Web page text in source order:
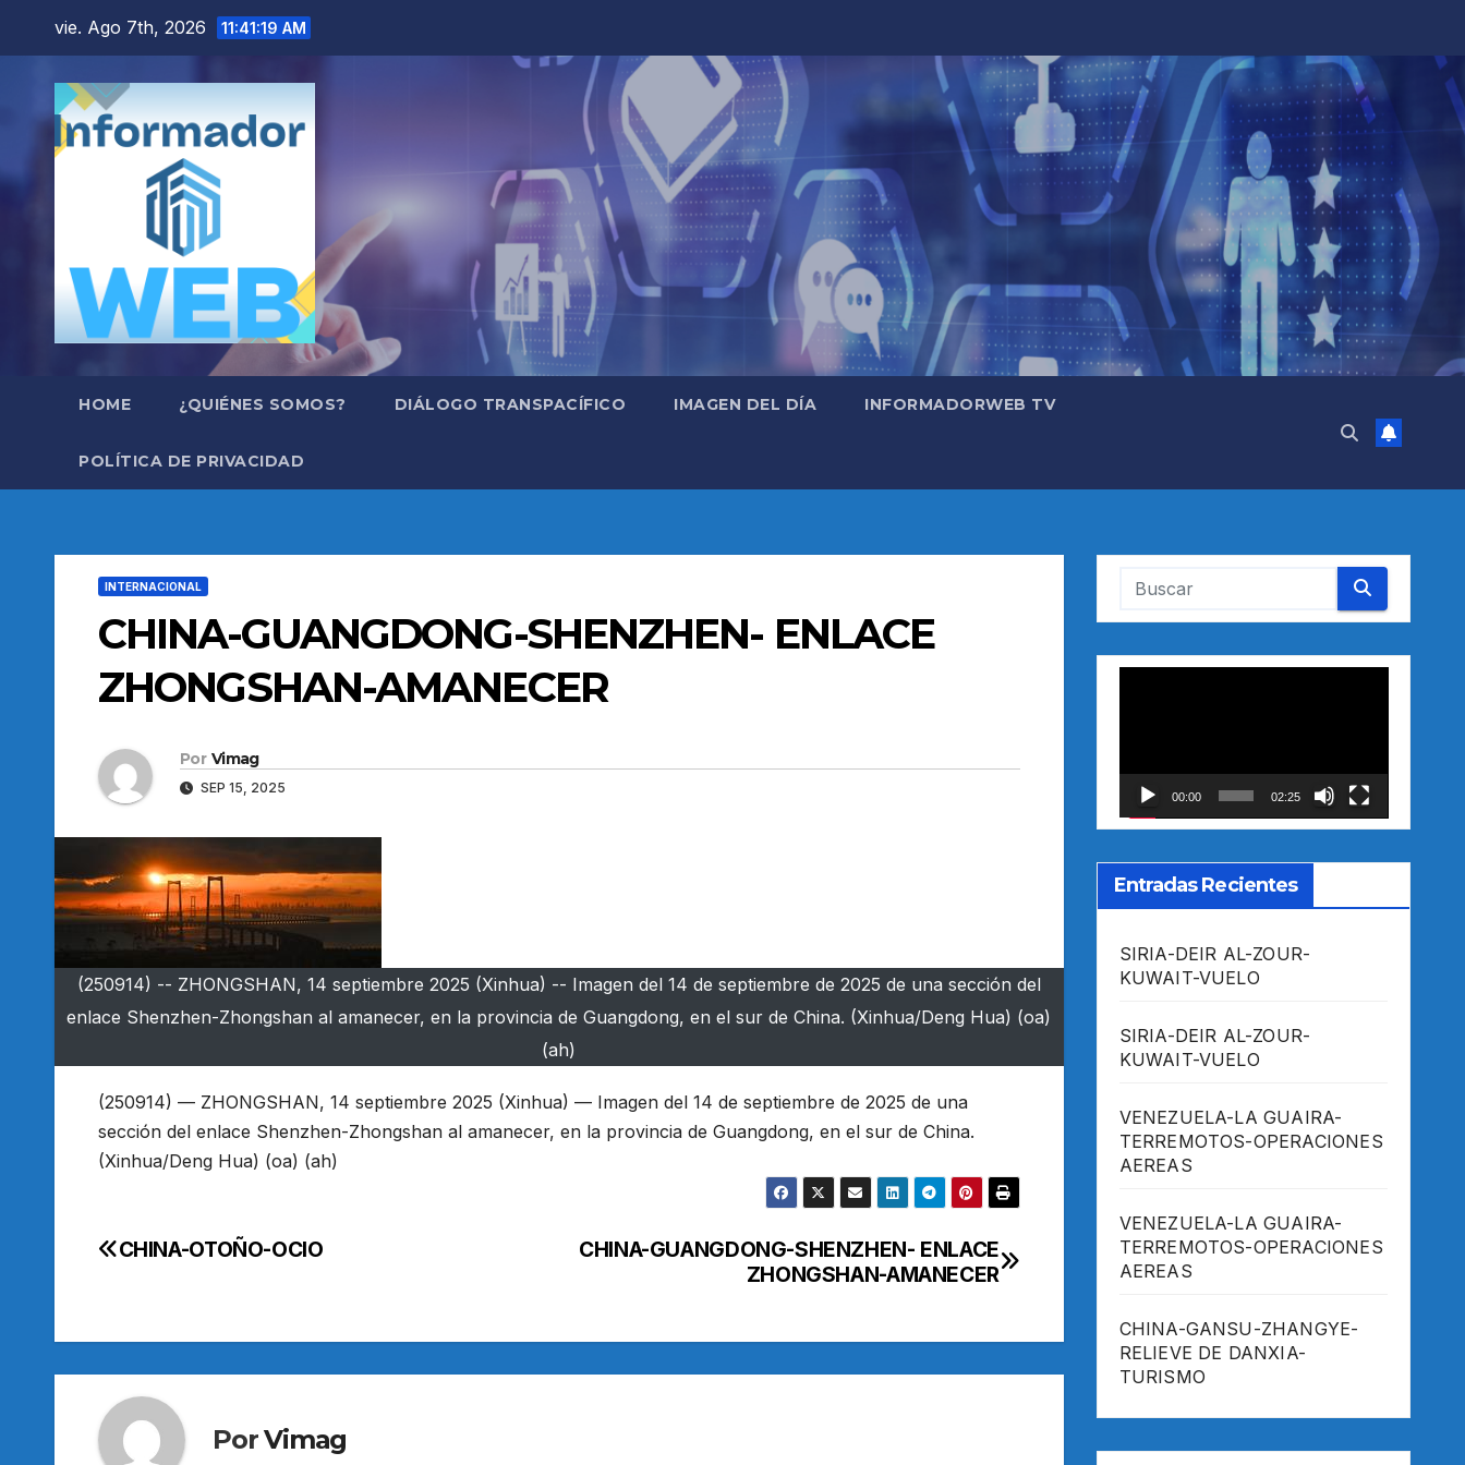
contenido
vie. Ago 7th, 2026 11:41:20 AM
HOME ¿QUIÉNES SOMOS? DIÁLOGO TRANSPACÍFICO IMAGEN DEL DÍA INFORMADORWEB TV
POLÍTICA DE PRIVACIDAD
INTERNACIONAL
CHINA-GUANGDONG-SHENZHEN- ENLACE
ZHONGSHAN-AMANECER
Por Vimag
SEP 15, 2025
(250914) -- ZHONGSHAN, 14 septiembre 2025 (Xinhua) -- Imagen del 14 de septiembre de 2025 de una sección del
enlace Shenzhen-Zhongshan al amanecer, en la provincia de Guangdong, en el sur de China. (Xinhua/Deng Hua) (oa)
(ah)
(250914) — ZHONGSHAN, 14 septiembre 2025 (Xinhua) — Imagen del 14 de septiembre de 2025 de una
sección del enlace Shenzhen-Zhongshan al amanecer, en la provincia de Guangdong, en el sur de China.
(Xinhua/Deng Hua) (oa) (ah)
Navegación
entradas
CHINA-GUANGDONG-SHENZHEN- ENLACE
ZHONGSHAN-AMANECER
CHINA-OTOÑO-OCIO
PorVimag
00:00 02:25
Entradas Recientes
SIRIA-DEIR AL-ZOUR-
KUWAIT-VUELO
SIRIA-DEIR AL-ZOUR-
KUWAIT-VUELO
VENEZUELA-LA GUAIRA-
TERREMOTOS-OPERACIONES
AEREAS
VENEZUELA-LA GUAIRA-
TERREMOTOS-OPERACIONES
AEREAS
CHINA-GANSU-ZHANGYE-
RELIEVE DE DANXIA-
TURISMO